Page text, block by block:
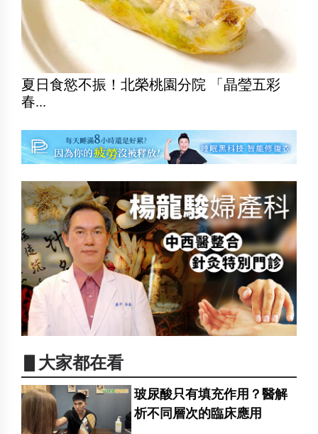
夏日食慾不振！北榮桃園分院 「晶瑩五彩
春...
▋大家都在看
玻尿酸只有填充作用？醫解
析不同層次的臨床應用